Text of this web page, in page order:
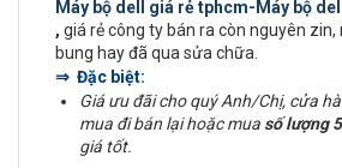
Máy bộ dell giá rẻ tphcm-Máy bộ
, giá rẻ công ty bán ra còn nguyên zin,
bung hay đã qua sửa chữa.
⇒ Đặc biệt:
Giá ưu đãi cho quý Anh/Chị, cửa
mua đi bán lại hoặc mua số lượng
giá tốt.